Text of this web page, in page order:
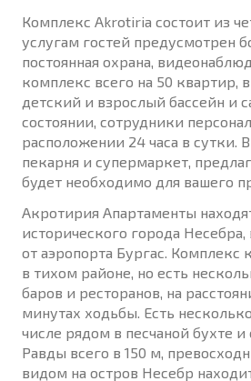
Комплекс Akrotiria состоит из
услугам гостей предусмотрен
постоянная охрана,
комплекс всего на 50 квартир,
детский и взрослый бассейн и
состоянии, сотрудники
расположении 24 часа в сутки.
пекарня и супермаркет,
будет необходимо для вашего
Акротирия Апартаменты
исторического города
от аэропорта Бургас. Комплекс
в тихом районе, но есть
баров и ресторанов, на
минутах ходьбы. Есть
числе рядом в песчаной бухте
Равды всего в 150 м,
видом на остров Несебр